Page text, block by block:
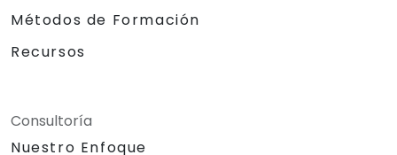
Métodos de Formación
Recursos
Consultoría
Nuestro Enfoque